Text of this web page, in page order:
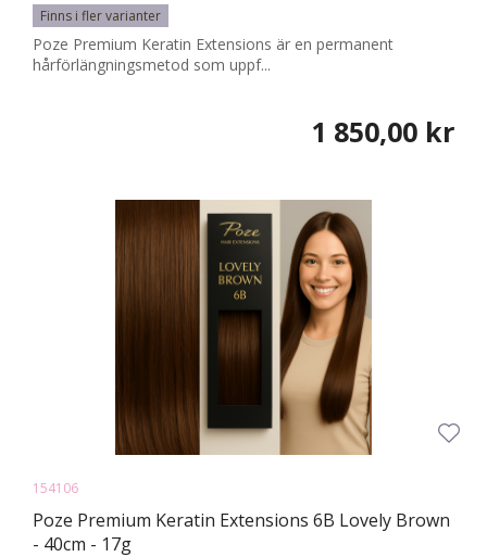
Finns i fler varianter
Poze Premium Keratin Extensions är en permanent
hårförlängningsmetod som uppf...
1 850,00 kr
154106
Poze Premium Keratin Extensions 6B Lovely Brown
- 40cm - 17g